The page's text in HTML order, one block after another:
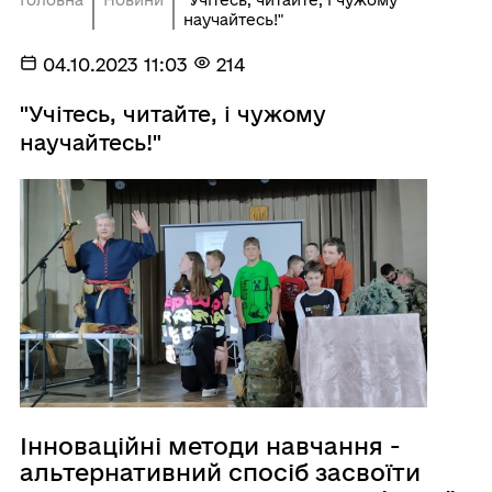
научайтесь!"
04.10.2023 11:03 214
"Учітесь, читайте, і чужому
научайтесь!"
Інноваційні методи навчання -
альтернативний спосіб засвоїти